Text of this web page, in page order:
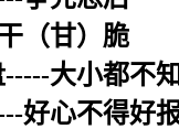
（甘）脆
大小都不
好心不得好